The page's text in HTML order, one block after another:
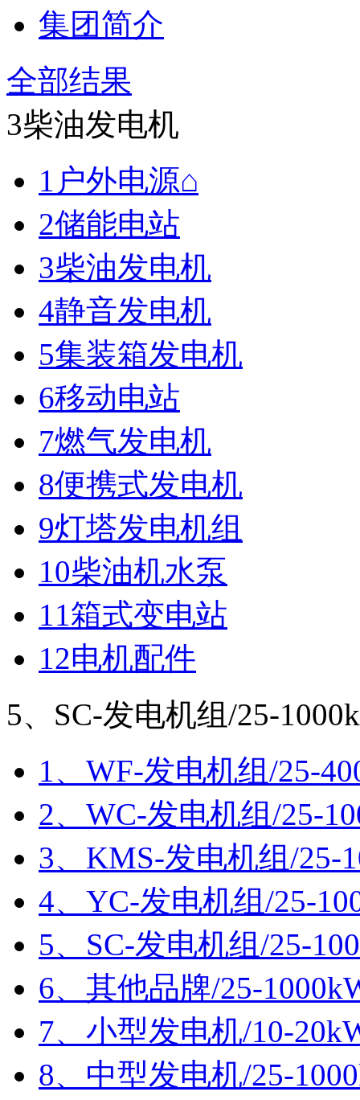
集团简介
全部结果
3柴油发电机
1户外电源⌂
2储能电站
3柴油发电机
4静音发电机
5集装箱发电机
6移动电站
7燃气发电机
8便携式发电机
9灯塔发电机组
10柴油机水泵
11箱式变电站
12电机配件
5、SC-发电机组/25-
1、WF-发电机组/25-
2、WC-发电机组/25-
3、KMS-发电机组/25-
4、YC-发电机组/25-
5、SC-发电机组/25-
6、其他品牌/25-
7、小型发电机/10-
8、中型发电机/25-